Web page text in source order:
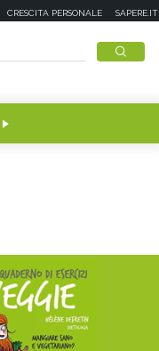
CRESCITA PERSONALE SAPERE.IT